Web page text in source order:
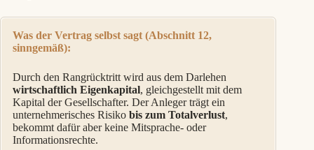
Was der Vertrag selbst sagt (Abschnitt 12,
sinngemäß):
Durch den Rangrücktritt wird aus dem Darlehen
wirtschaftlich Eigenkapital, gleichgestellt mit dem
Kapital der Gesellschafter. Der Anleger trägt ein
unternehmerisches Risiko bis zum Totalverlust,
bekommt dafür aber keine Mitsprache- oder
Informationsrechte.